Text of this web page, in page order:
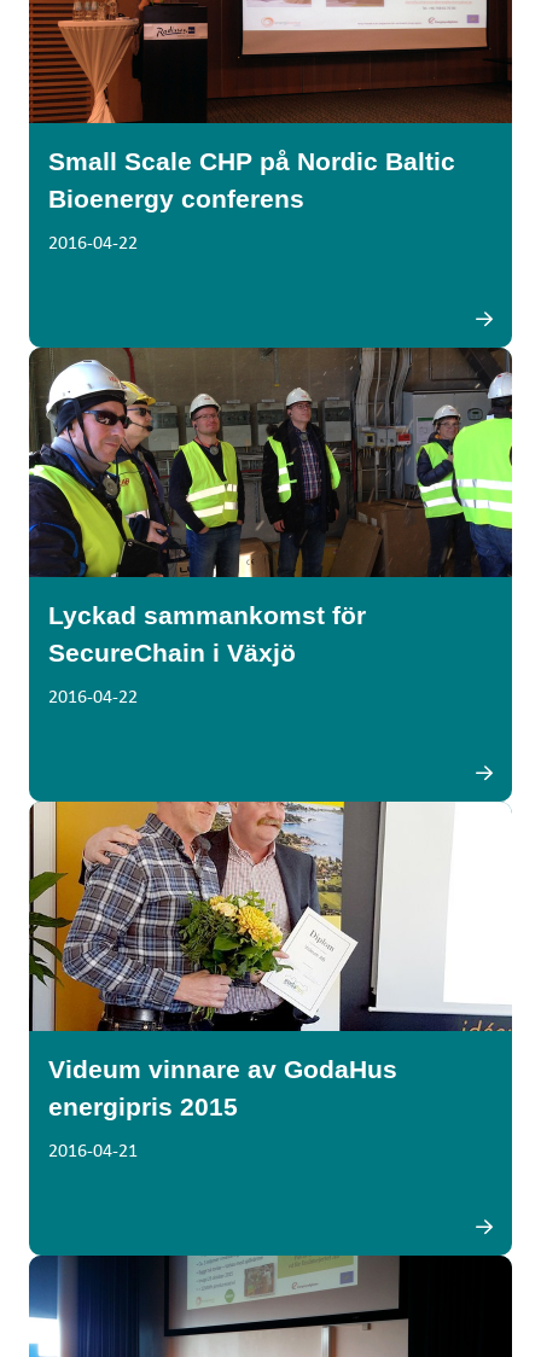
Small Scale CHP på Nordic Baltic
Bioenergy conferens
2016-04-22
Lyckad sammankomst för
SecureChain i Växjö
2016-04-22
Videum vinnare av GodaHus
energipris 2015
2016-04-21